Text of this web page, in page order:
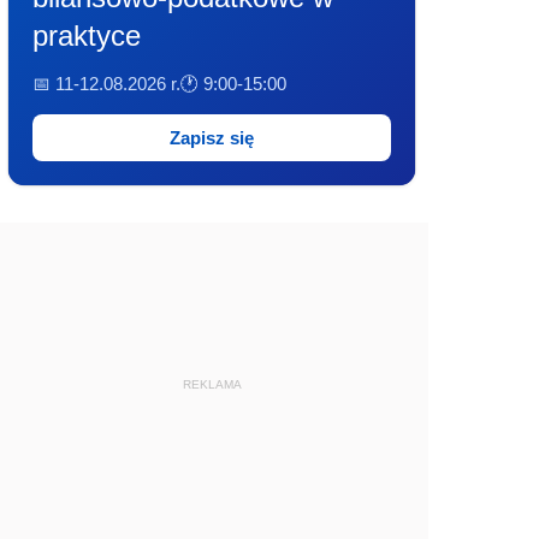
praktyce
📅 11-12.08.2026 r.🕐 9:00-15:00
Zapisz się
REKLAMA